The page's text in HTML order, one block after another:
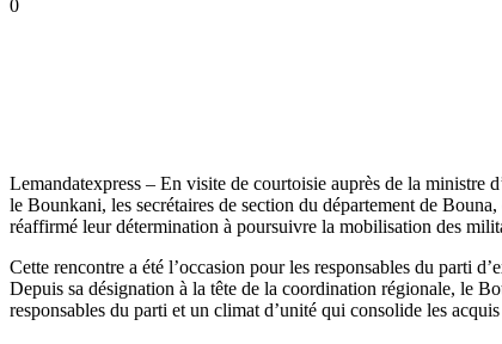
0
Lemandatexpress – En visite de courtoisie auprès de la ministre
le Bounkani, les secrétaires de section du département de
réaffirmé leur détermination à poursuivre la mobilisation des
Cette rencontre a été l’occasion pour les responsables du parti
Depuis sa désignation à la tête de la coordination régionale, le
responsables du parti et un climat d’unité qui consolide les